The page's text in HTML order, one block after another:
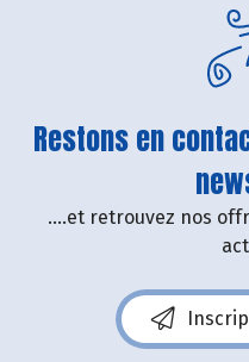
Restons en
....et retrouvez nos